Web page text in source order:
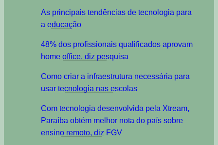
As principais tendências de tecnologia para
a educação
48% dos profissionais qualificados aprovam
home office, diz pesquisa
Como criar a infraestrutura necessária para
usar tecnologia nas escolas
Com tecnologia desenvolvida pela Xtream,
Paraíba obtém melhor nota do país sobre
ensino remoto, diz FGV